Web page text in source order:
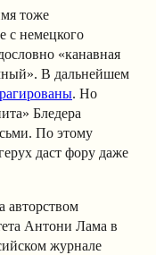
тоже
с немецкого
«канавная
В дальнейшем
. Но
Бледера
По этому
даст фору даже
авторством
Антони Лама в
журнале